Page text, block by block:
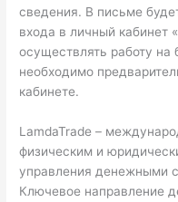
сведения. В письме
входа в личный кабинет
осуществлять работу
необходимо
кабинете.
LamdaTrade –
физическим и
управления денежными
Ключевое направление